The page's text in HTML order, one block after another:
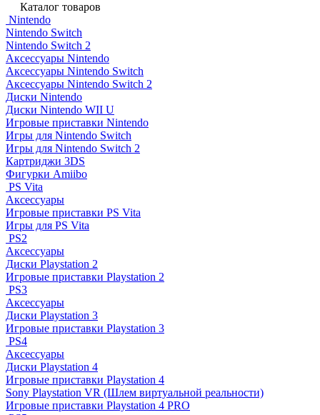
Каталог товаров
Nintendo
Nintendo Switch
Nintendo Switch 2
Аксессуары Nintendo
Аксессуары Nintendo Switch
Аксессуары Nintendo Switch 2
Диски Nintendo
Диски Nintendo WII U
Игровые приставки Nintendo
Игры для Nintendo Switch
Игры для Nintendo Switch 2
Картриджи 3DS
Фигурки Amiibo
PS Vita
Аксессуары
Игровые приставки PS Vita
Игры для PS Vita
PS2
Аксессуары
Диски Playstation 2
Игровые приставки Playstation 2
PS3
Аксессуары
Диски Playstation 3
Игровые приставки Playstation 3
PS4
Аксессуары
Диски Playstation 4
Игровые приставки Playstation 4
Sony Playstation VR (Шлем виртуальной реальности)
Игровые приставки Playstation 4 PRO